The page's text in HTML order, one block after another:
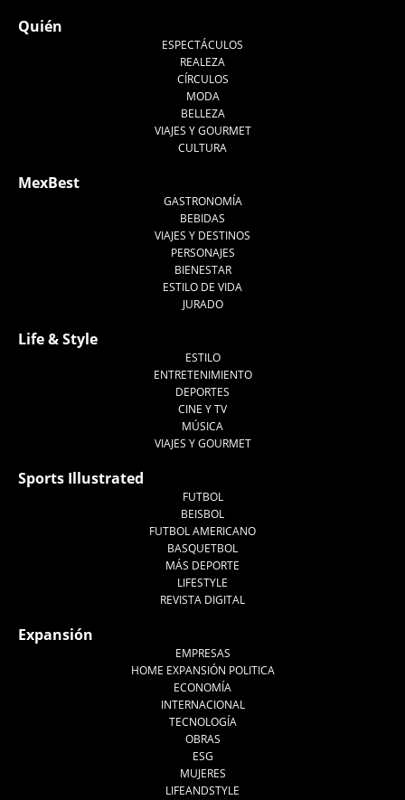
Quién
ESPECTÁCULOS
REALEZA
CÍRCULOS
MODA
BELLEZA
VIAJES Y GOURMET
CULTURA
MexBest
GASTRONOMÍA
BEBIDAS
VIAJES Y DESTINOS
PERSONAJES
BIENESTAR
ESTILO DE VIDA
JURADO
Life & Style
ESTILO
ENTRETENIMIENTO
DEPORTES
CINE Y TV
MÚSICA
VIAJES Y GOURMET
Sports Illustrated
FUTBOL
BEISBOL
FUTBOL AMERICANO
BASQUETBOL
MÁS DEPORTE
LIFESTYLE
REVISTA DIGITAL
Expansión
EMPRESAS
HOME EXPANSIÓN POLITICA
ECONOMÍA
INTERNACIONAL
TECNOLOGÍA
OBRAS
ESG
MUJERES
LIFEANDSTYLE